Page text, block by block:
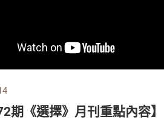
期《選擇》月刊重點內容】